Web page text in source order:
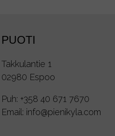
PUOTI
Takkulantie 1
02980 Espoo
Puh: +358 40 671 7670
Email: info@pienikyla.com